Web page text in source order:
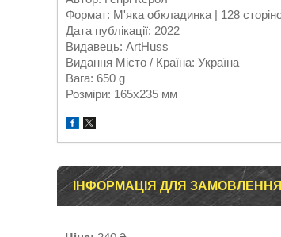
Формат: М'яка обкладинка | 128
Дата публікації: 2022
Видавець: ArtHuss
Видання Місто / Країна: Україна
Вага: 650 g
Розміри: 165х235 мм
ІНФОРМАЦІЯ ДЛЯ ЗАМОВЛЕННЯ